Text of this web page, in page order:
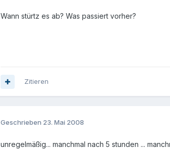
Wann stürtz es ab? Was passiert vorher?
Zitieren
Geschrieben 23. Mai 2008
unregelmäßig... manchmal nach 5 stunden ...